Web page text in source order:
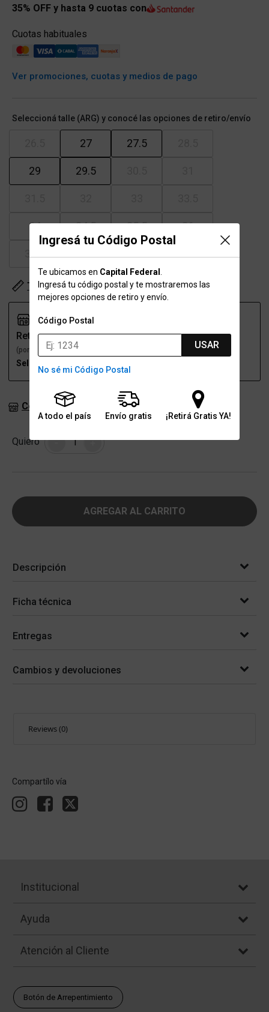
Ingresá tu Código Postal
Te ubicamos en Capital Federal
Ingresá tu código postal y te mostraremos las
mejores opciones de retiro y envío.
Código Postal
USAR
No sé mi Código Postal
A todo el país Envío gratis ¡Retirá Gratis YA!
35% OFF y hasta 9 cuotas con
Cuotas habituales
Ver promociones, cuotas y medios de pago
Seleccioná talle (ARG) y conocé las opciones de retiro/envío
27 27.5
29 29.5
34 34.5 35.5 36
Tabla de talles
Retiro
(por una sucursal)
Seleccioná talle
Envío
Consultar stock en sucursales
Quiero -
Cantidad +
AGREGAR AL CARRITO
Descripción
Ficha técnica
Entregas
Cambios y devoluciones
Reviews (0)
Compartílo vía
Institucional
Ayuda
Atención al Cliente
Botón de Arrepentimiento